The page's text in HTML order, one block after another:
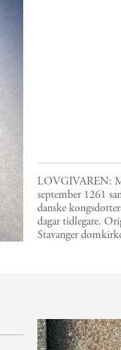
LOVGIVAREN:
september 1261
danske
dagar tidlegare.
Stavanger